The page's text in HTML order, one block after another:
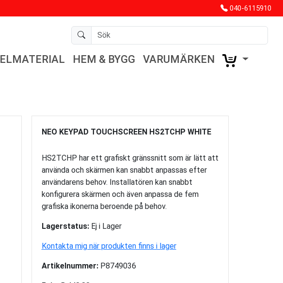
040-6115910
ELMATERIAL HEM & BYGG VARUMÄRKEN
NEO KEYPAD TOUCHSCREEN HS2TCHP WHITE
HS2TCHP har ett grafiskt gränssnitt som är lätt att
använda och skärmen kan snabbt anpassas efter
användarens behov. Installatören kan snabbt
konfigurera skärmen och även anpassa de fem
grafiska ikonerna beroende på behov.
Lagerstatus:Ej i Lager
Kontakta mig när produkten finns i lager
Artikelnummer:P8749036